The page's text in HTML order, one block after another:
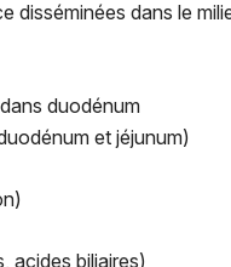
disséminées dans le
duodénum
et jéjunum)
acides biliaires)